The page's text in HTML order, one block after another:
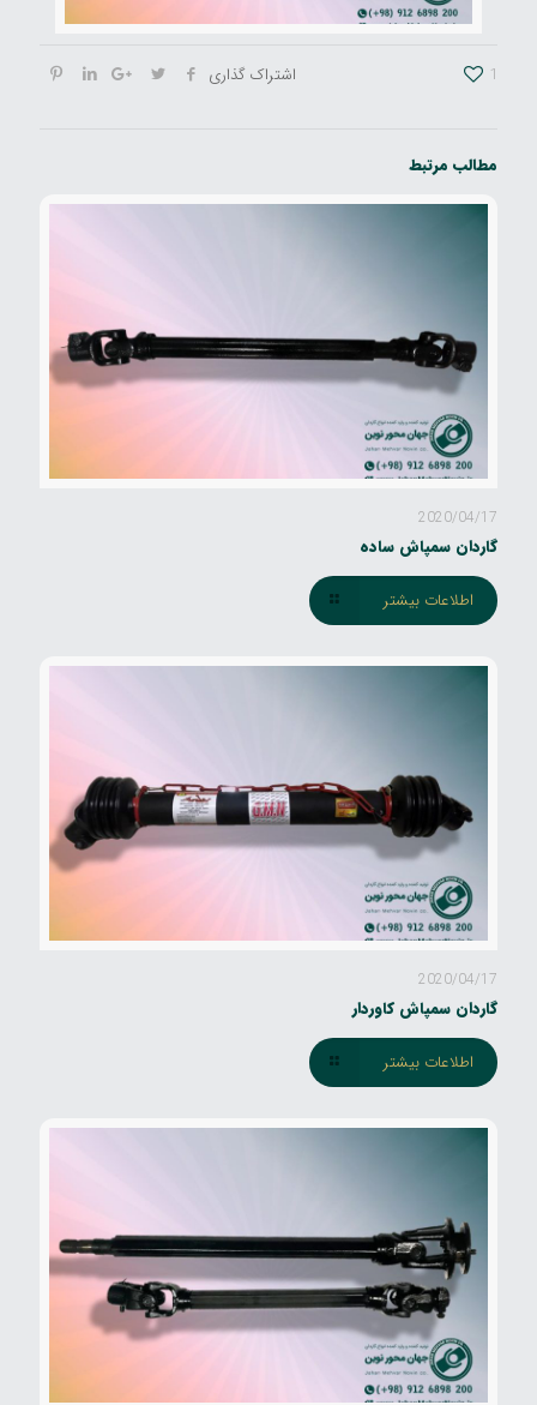
اشتراک گذاری 1
مطالب مرتبط
2020/04/17
گاردان سمپاش ساده
اطلاعات بیشتر
2020/04/17
گاردان سمپاش کاوردار
اطلاعات بیشتر